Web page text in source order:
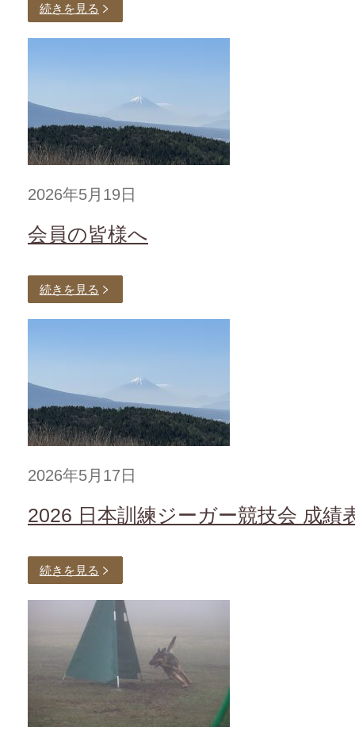
続きを見る
2026年5月19日
会員の皆様へ
続きを見る
2026年5月17日
2026 日本訓練ジーガー競技会 成績
続きを見る